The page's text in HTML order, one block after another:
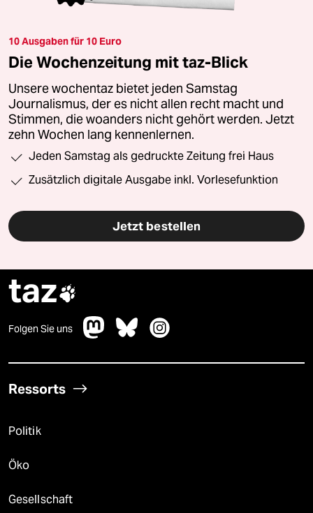
10 Ausgaben für 10 Euro
Die Wochenzeitung mit taz-Blick
Unsere wochentaz bietet jeden Samstag
Journalismus, der es nicht allen recht macht und
Stimmen, die woanders nicht gehört werden. Jetzt
zehn Wochen lang kennenlernen.
Jeden Samstag als gedruckte Zeitung frei Haus
Zusätzlich digitale Ausgabe inkl. Vorlesefunktion
Jetzt bestellen
taz
Folgen Sie uns
Ressorts
Politik
Öko
Gesellschaft